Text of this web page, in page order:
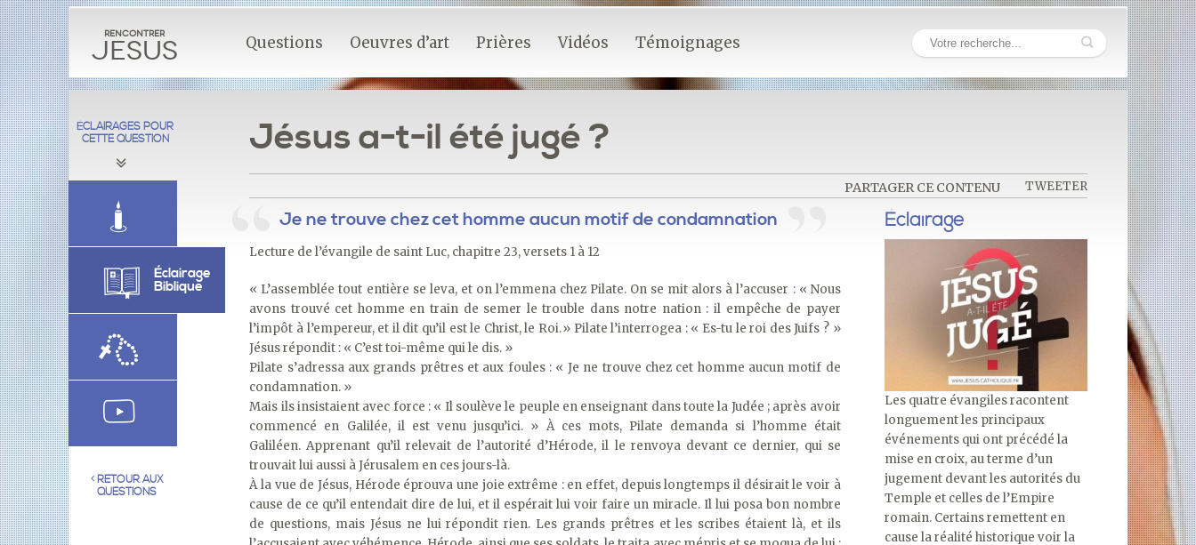
Rencontrer
Jesus Questions Oeuvres d’art Prières Vidéos Témoignages
ÉCLAIRAGES POUR
CETTE QUESTION
Éclairage
Biblique
RETOUR AUX
QUESTIONS
Jésus a-t-il été jugé ?
PARTAGER CE CONTENU TWEETER
Je ne trouve chez cet homme aucun motif de condamnation
Lecture de l’évangile de saint Luc, chapitre 23, versets 1 à 12
« L’assemblée tout entière se leva, et on l’emmena chez Pilate. On se mit alors à l’accuser : « Nous
avons trouvé cet homme en train de semer le trouble dans notre nation : il empêche de payer
l’impôt à l’empereur, et il dit qu’il est le Christ, le Roi.» Pilate l’interrogea : « Es-tu le roi des Juifs ? »
Jésus répondit : « C’est toi-même qui le dis. »
Pilate s’adressa aux grands prêtres et aux foules : « Je ne trouve chez cet homme aucun motif de
condamnation. »
Mais ils insistaient avec force : « Il soulève le peuple en enseignant dans toute la Judée ; après avoir
commencé en Galilée, il est venu jusqu’ici. » À ces mots, Pilate demanda si l’homme était
Galiléen. Apprenant qu’il relevait de l’autorité d’Hérode, il le renvoya devant ce dernier, qui se
trouvait lui aussi à Jérusalem en ces jours-là.
À la vue de Jésus, Hérode éprouva une joie extrême : en effet, depuis longtemps il désirait le voir à
cause de ce qu’il entendait dire de lui, et il espérait lui voir faire un miracle. Il lui posa bon nombre
de questions, mais Jésus ne lui répondit rien. Les grands prêtres et les scribes étaient là, et ils
Éclairage
Les quatre évangiles racontent
longuement les principaux
événements qui ont précédé la
mise en croix, au terme d’un
jugement devant les autorités du
Temple et celles de l’Empire
romain. Certains remettent en
cause la réalité historique voir la